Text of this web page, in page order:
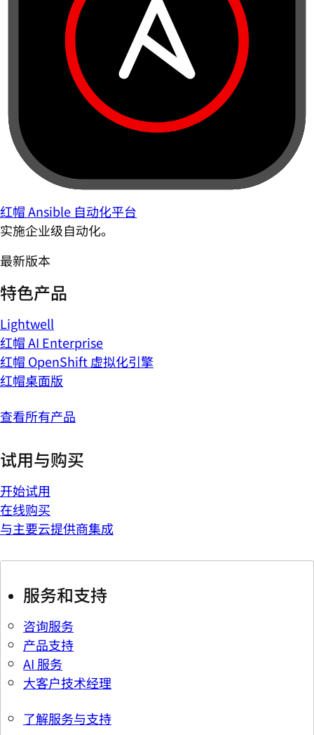
红帽 Ansible 自动化平台
实施企业级自动化。
最新版本
特色产品
Lightwell
红帽 AI Enterprise
红帽 OpenShift 虚拟化引擎
红帽桌面版
查看所有产品
试用与购买
开始试用
在线购买
与主要云提供商集成
服务和支持
咨询服务
产品支持
AI 服务
大客户技术经理
了解服务与支持